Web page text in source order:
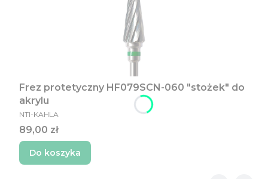
Frez protetyczny HF079SCN-060 "stożek" do
akrylu
PRODUCENT
NTI-KAHLA
Cena
89,00 zł
Do koszyka